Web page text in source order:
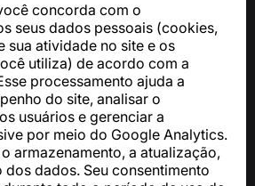
concorda com o
seus dados pessoais (cookies,
sua atividade no site e os
utiliza) de acordo com a
processamento ajuda a
do site, analisar o
usuários e gerenciar a
por meio do Google Analytics.
armazenamento, a atualização,
dos dados. Seu consentimento
com a GDPR: